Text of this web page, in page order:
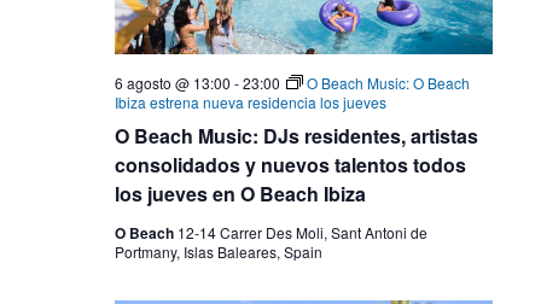
O Beach Music: DJs residentes, artistas
consolidados y nuevos talentos todos
los jueves en O Beach Ibiza
6 agosto @ 13:00 -23:00
O Beach Music: O Beach
Ibiza estrena nueva residencia los jueves
O Beach 12-14 Carrer Des Moli, Sant Antoni de
Portmany, Islas Baleares, Spain